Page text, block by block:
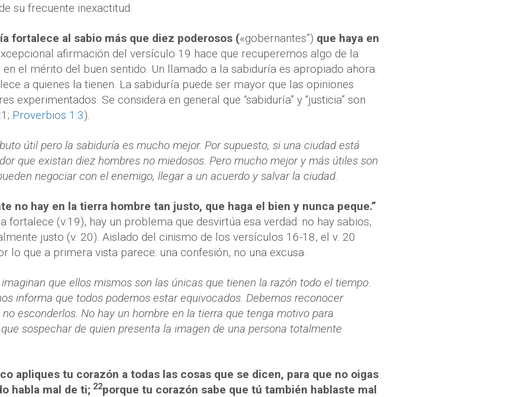
su frecuente inexactitud.
fortalece al sabio más que diez poderosos («gobernantes”) que haya en
afirmación del versículo 19 hace que recuperemos algo de la
el mérito del buen sentido. Un llamado a la sabiduría es apropiado ahora.
a quienes la tienen. La sabiduría puede ser mayor que las opiniones
experimentados. Se considera en general que “sabiduría” y “justicia” son
Proverbios 1:3).
útil pero la sabiduría es mucho mejor. Por supuesto, si una ciudad está
que existan diez hombres no miedosos. Pero mucho mejor y más útiles son
negociar con el enemigo, llegar a un acuerdo y salvar la ciudad.
no hay en la tierra hombre tan justo, que haga el bien y nunca peque.”
fortalece (v.19), hay un problema que desvirtúa esa verdad: no hay sabios,
justo (v. 20). Aislado del cinismo de los versículos 16-18, el v. 20
lo que a primera vista parece: una confesión, no una excusa.
que ellos mismos son las únicas que tienen la razón todo el tiempo.
informa que todos podemos estar equivocados. Debemos reconocer
esconderlos. No hay un hombre en la tierra que tenga motivo para
sospechar de quien presenta la imagen de una persona totalmente
apliques tu corazón a todas las cosas que se dicen, para que no oigas
habla mal de ti; 22porque tu corazón sabe que tú también hablaste mal